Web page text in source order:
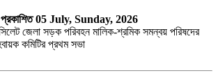
প্রকাশিত 05 July, Sunday, 2026